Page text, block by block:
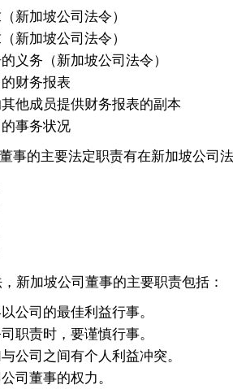
新加坡公司法令）
新加坡公司法令）
义务（新加坡公司法令）
财务报表
他成员提供财务报表的副本
事务状况
事的主要法定职责有在新加坡公司
新加坡公司董事的主要职责包括：
公司的最佳利益行事。
职责时，要谨慎行事。
公司之间有个人利益冲突。
司董事的权力。